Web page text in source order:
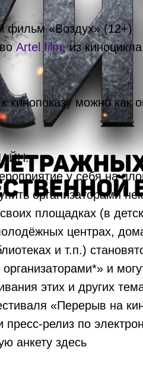
фильм «Воздух» (12+)
Artel film, из
кинопоказу можно как
у себя на
организаторами
площадках (в
центрах,
и т.п.)
и
этих и других
«Перерыв на
релиз по
анкету здесь